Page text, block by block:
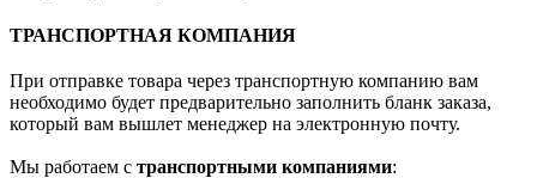
ТРАНСПОРТНАЯ КОМПАНИЯ
При отправке товара через транспортную компанию вам
необходимо будет предварительно заполнить бланк заказа,
который вам вышлет менеджер на электронную почту.
Мы работаем с транспортными компаниями: